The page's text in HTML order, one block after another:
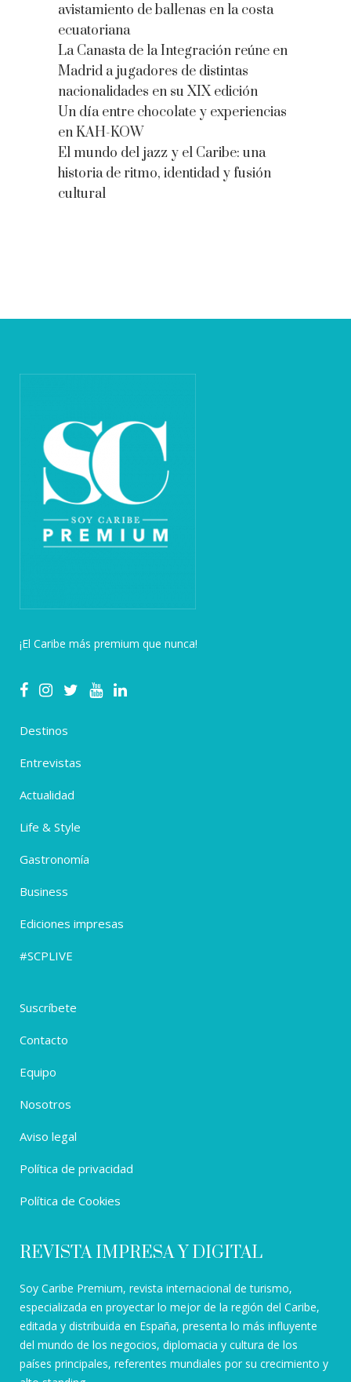
avistamiento de ballenas en la costa
ecuatoriana
La Canasta de la Integración reúne en
Madrid a jugadores de distintas
nacionalidades en su XIX edición
Un día entre chocolate y experiencias
en KAH-KOW
El mundo del jazz y el Caribe: una
historia de ritmo, identidad y fusión
cultural
¡El Caribe más premium que nunca!
Destinos
Entrevistas
Actualidad
Life & Style
Gastronomía
Business
Ediciones impresas
#SCPLIVE
Suscríbete
Contacto
Equipo
Nosotros
Aviso legal
Política de privacidad
Política de Cookies
REVISTA IMPRESA Y DIGITAL
Soy Caribe Premium, revista internacional de turismo,
especializada en proyectar lo mejor de la región del Caribe,
editada y distribuida en España, presenta lo más influyente
del mundo de los negocios, diplomacia y cultura de los
países principales, referentes mundiales por su crecimiento y